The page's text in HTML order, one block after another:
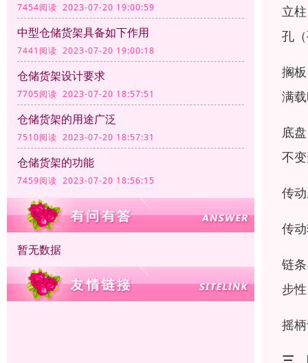
7454阅读 2023-07-20 19:00:59
中型仓储货架具备如下作用
7441阅读 2023-07-20 19:00:18
仓储货架设计要求
7705阅读 2023-07-20 18:57:51
仓储货架的用途广泛
7510阅读 2023-07-20 18:57:31
仓储货架的功能
7459阅读 2023-07-20 18:56:15
暂无数据
立
孔
搁
满
底
不
传
传
链
步
摇